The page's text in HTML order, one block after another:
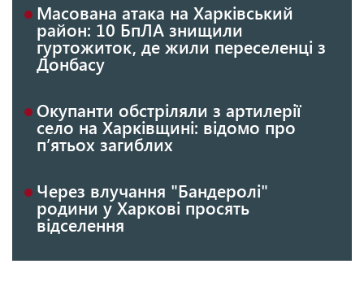
Масована атака на Харківський
район: 10 БпЛА знищили
гуртожиток, де жили переселенці з
Донбасу
Окупанти обстріляли з артилерії
село на Харківщині: відомо про
п’ятьох загиблих
Через влучання "Бандеролі"
родини у Харкові просять
відселення